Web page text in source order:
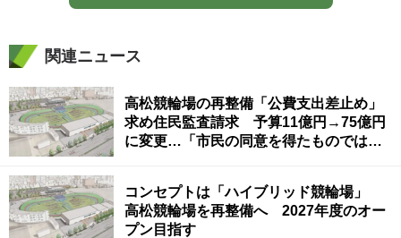
関連ニュース
高松競輪場の再整備「公費支出差止め」
求め住民監査請求 予算11億円→75億円
に変更…「市民の同意を得たものではな
コンセプトは「ハイブリッド競輪場」
高松競輪場を再整備へ 2027年度のオー
プン目指す